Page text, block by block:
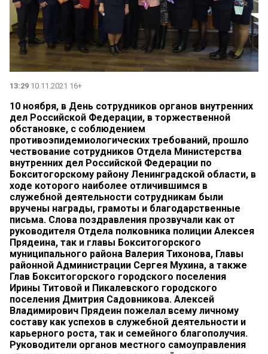
13:29 10.11.2021 16+
10 ноября, в День сотрудников органов внутренних
дел Российской Федерации, в торжественной
обстановке, с соблюдением
противоэпидемиологических требований, прошло
чествование сотрудников Отдела Министерства
внутренних дел Российской Федерации по
Бокситогорскому району Ленинградской области, в
ходе которого наиболее отличившимся в
служебной деятельности сотрудникам были
вручены награды, грамоты и благодарственные
письма. Слова поздравления прозвучали как от
руководителя Отдела полковника полиции Алексея
Прядеина, так и главы Бокситогорского
муниципального района Валерия Тихонова, Главы
районной Администрации Сергея Мухина, а также
Глав Бокситогорского городского поселения
Ирины Титовой и Пикалевского городского
поселения Дмитрия Садовникова. Алексей
Владимирович Прядеин пожелал всему личному
составу как успехов в служебной деятельности и
карьерного роста, так и семейного благополучия.
Руководители органов местного самоуправления